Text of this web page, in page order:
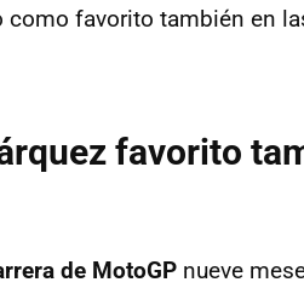
como favorito también en
favorito
de MotoGP nueve